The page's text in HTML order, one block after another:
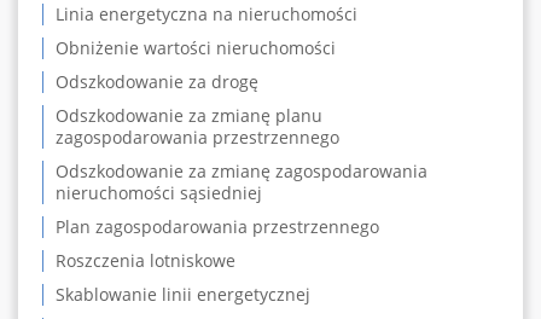
Linia energetyczna na nieruchomości
Obniżenie wartości nieruchomości
Odszkodowanie za drogę
Odszkodowanie za zmianę planu
zagospodarowania przestrzennego
Odszkodowanie za zmianę zagospodarowania
nieruchomości sąsiedniej
Plan zagospodarowania przestrzennego
Roszczenia lotniskowe
Skablowanie linii energetycznej